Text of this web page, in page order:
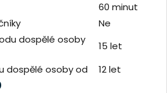
60 minut
Ne
dospělé osoby
15 let
dospělé osoby od
12 let